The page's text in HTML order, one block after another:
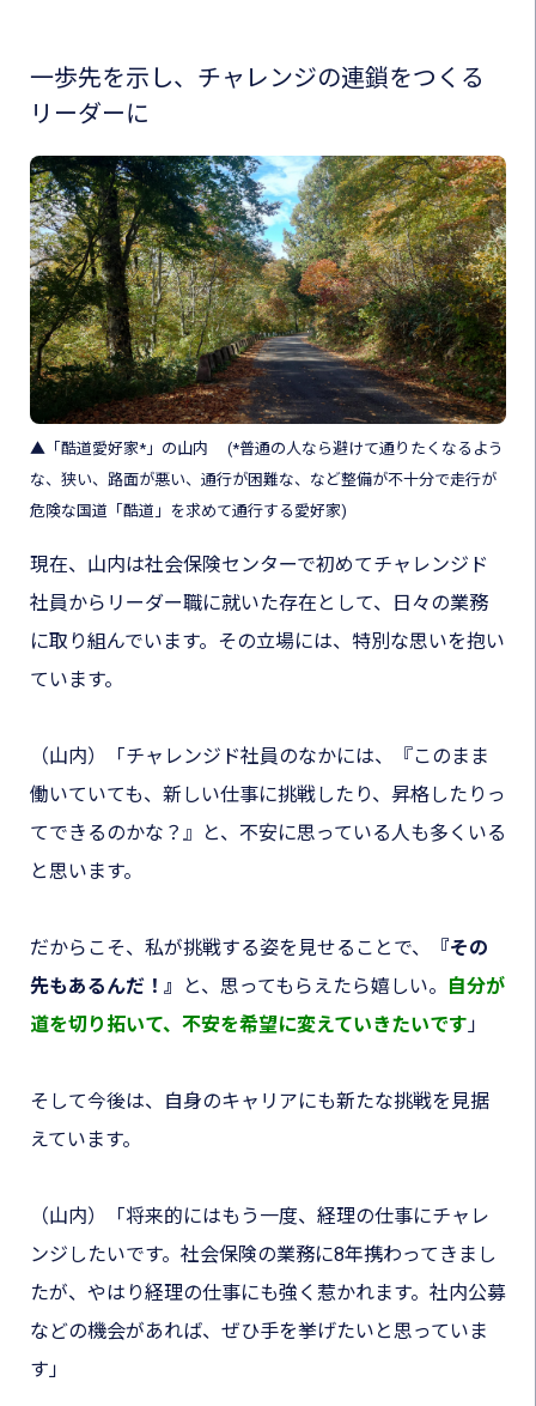
一歩先を示し、チャレンジの連鎖をつくる
リーダーに
▲「酷道愛好家*」の山内 (*普通の人なら避けて通りたくなるよう
な、狭い、路面が悪い、通行が困難な、など整備が不十分で走行が
危険な国道「酷道」を求めて通行する愛好家)
現在、山内は社会保険センターで初めてチャレンジド
社員からリーダー職に就いた存在として、日々の業務
に取り組んでいます。その立場には、特別な思いを抱い
ています。
（山内）「チャレンジド社員のなかには、『このまま
働いていても、新しい仕事に挑戦したり、昇格したりっ
てできるのかな？』と、不安に思っている人も多くいる
と思います。
だからこそ、私が挑戦する姿を見せることで、
『その
先もあるんだ！』
と、思ってもらえたら嬉しい。
自分が
道を切り拓いて、不安を希望に変えていきたいです」
そして今後は、自身のキャリアにも新たな挑戦を見据
えています。
（山内）「将来的にはもう一度、経理の仕事にチャレ
ンジしたいです。社会保険の業務に8年携わってきまし
たが、やはり経理の仕事にも強く惹かれます。社内公募
などの機会があれば、ぜひ手を挙げたいと思っていま
す」